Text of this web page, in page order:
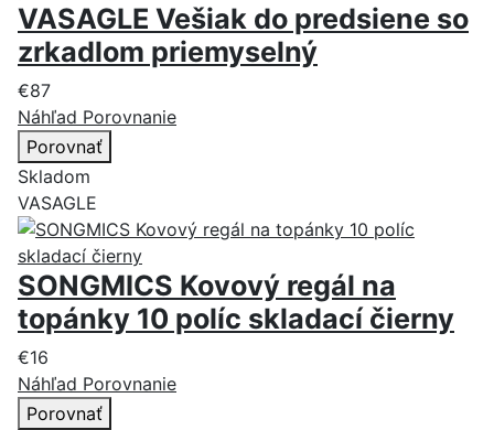
VASAGLE Vešiak do predsiene so
zrkadlom priemyselný
€87
Náhľad Porovnanie
Porovnať
Skladom
VASAGLE
SONGMICS Kovový regál na
topánky 10 políc skladací čierny
€16
Náhľad Porovnanie
Porovnať